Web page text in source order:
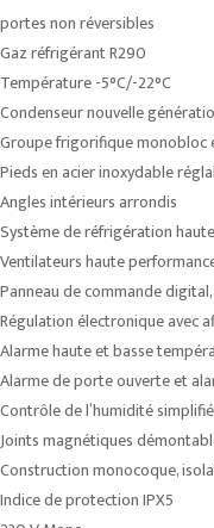
portes non réversibles
Gaz réfrigérant R290
Température -5°C/-22°C
Condenseur nouvelle
Groupe frigorifique
Pieds en acier inoxydable
Angles intérieurs arrondis
Système de réfrigération
Ventilateurs haute
Panneau de commande
Régulation électronique avec
Alarme haute et basse
Alarme de porte ouverte et
Contrôle de l’humidité simplifié
Joints magnétiques
Construction monocoque,
Indice de protection IPX5